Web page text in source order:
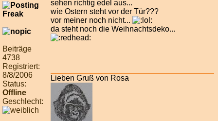
Beiträge
4738
Registriert:
8/8/2006
Status:
Offline
Geschlecht:
sehen richtig edel aus...
wie Ostern steht vor der Tür???
vor meiner noch nicht...
da steht noch die Weihnachtsdeko...
Lieben Gruß von Rosa